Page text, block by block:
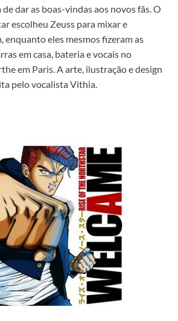
dar as boas-vindas aos novos fãs. O
escolheu Zeuss para mixar e
enquanto eles mesmos fizeram as
em casa, bateria e vocais no
em Paris. A arte, ilustração e design
pelo vocalista Vithia.